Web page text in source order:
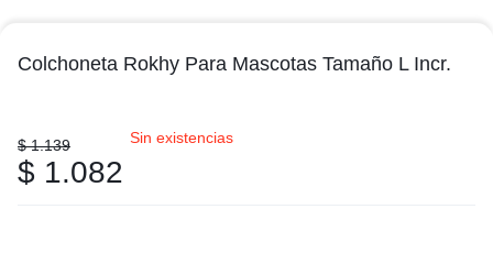
Colchoneta Rokhy Para Mascotas Tamaño L Incr.
$1.139
$ 1.082
Sin existencias